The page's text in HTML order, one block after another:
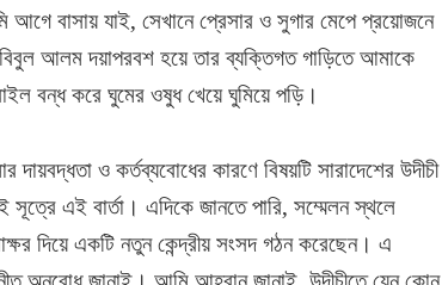
বাসায় যাই, সেখানে প্রেসার ও সুগার মেপে প্রয়োজনে
আলম দয়াপরবশ হয়ে তার ব্যক্তিগত গাড়িতে আমাকে
বন্ধ করে ঘুমের ওষুধ খেয়ে ঘুমিয়ে পড়ি।
ও কর্তব্যবোধের কারণে বিষয়টি সারাদেশের উদীচী
সূত্রে এই বার্তা। এদিকে জানতে পারি, সম্মেলন স্থলে
দিয়ে একটি নতুন কেন্দ্রীয় সংসদ গঠন করেছেন। এ